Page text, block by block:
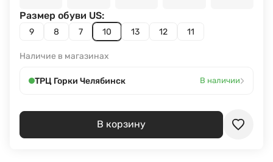
9 8 7 10 13 12 11
Размер обуви US:
Наличие в магазинах
ТРЦ Горки Челябинск В наличии›
В корзину